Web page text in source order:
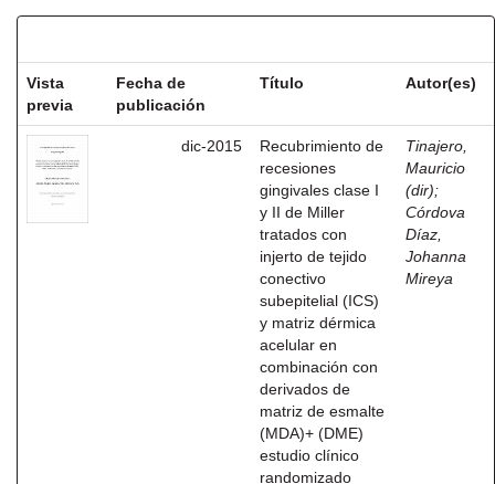
Vista
previa
Fecha de
publicación
Título Autor(es)
dic-2015
Recubrimiento de
recesiones
gingivales clase I
y II de Miller
tratados con
injerto de tejido
conectivo
subepitelial (ICS)
y matriz dérmica
acelular en
combinación con
derivados de
matriz de esmalte
(MDA)+ (DME)
estudio clínico
randomizado
Tinajero,
Mauricio
(dir);
Córdova
Díaz,
Johanna
Mireya